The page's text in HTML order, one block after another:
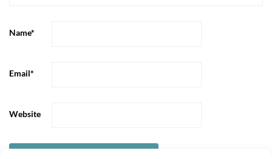
Name*
Email*
Website